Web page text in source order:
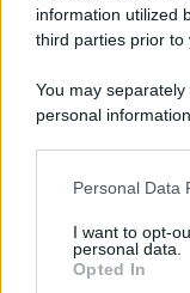
information utilized
third parties prior to
You may
personal
This information
disclose it to other
Please note that
Personal Data
I want to opt-
personal data.
Opted In